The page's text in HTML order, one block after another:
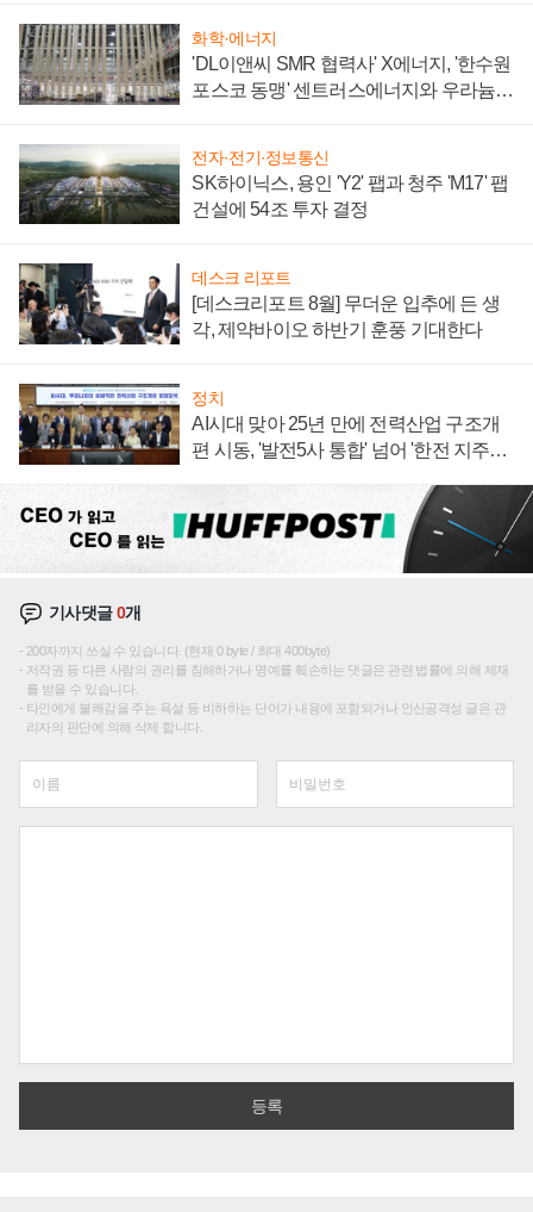
화학·에너지
'DL이앤씨 SMR 협력사' X에너지, '한수원
포스코 동맹' 센트러스에너지와 우라늄
전자·전기·정보통신
SK하이닉스, 용인 'Y2' 팹과 청주 'M17' 팹
건설에 54조 투자 결정
데스크 리포트
[데스크리포트 8월] 무더운 입추에 든 생
각, 제약바이오 하반기 훈풍 기대한다
정치
AI시대 맞아 25년 만에 전력산업 구조개
편 시동, '발전5사 통합' 넘어 '한전 지주사'
기사댓글0개
200자까지 쓰실 수 있습니다. (현재 0 byte / 최대 400byte)
저작권 등 다른 사람의 권리를 침해하거나 명예를 훼손하는 댓글은 관련 법률에 의해 제재
를 받을 수 있습니다.
타인에게 불쾌감을 주는 욕설 등 비하하는 단어가 내용에 포함되거나 인신공격성 글은 관
리자의 판단에 의해 삭제 합니다.